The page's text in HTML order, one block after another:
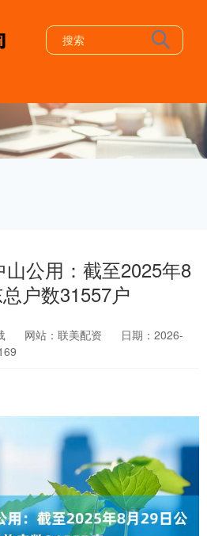
公用：截至2025年8
户数31557户
网站：联美配资
日期：2026-